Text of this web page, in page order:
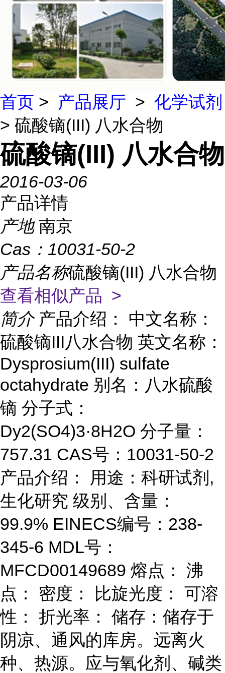
首页 > 产品展厅 > 化学试剂
> 硫酸镝(III) 八水合物
硫酸镝(III) 八水合物
2016-03-06
产品详情
产地 南京
Cas： 10031-50-2
产品名称硫酸镝(III) 八水合物
查看相似产品 >
简介 产品介绍： 中文名称：
硫酸镝III八水合物 英文名称：
Dysprosium(III) sulfate
octahydrate 别名：八水硫酸
镝 分子式：
Dy2(SO4)3·8H2O 分子量：
757.31 CAS号：10031-50-2
产品介绍： 用途：科研试剂,
生化研究 级别、含量：
99.9% EINECS编号：238-
345-6 MDL号：
MFCD00149689 熔点： 沸
点： 密度： 比旋光度： 可溶
性： 折光率： 储存：储存于
阴凉、通风的库房。远离火
种、热源。应与氧化剂、碱类